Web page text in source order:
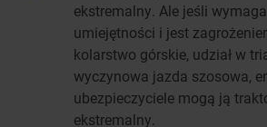
ekstremalny. Ale jeśli
umiejętności i jest
kolarstwo górskie, udział w
wyczynowa jazda szosowa,
ubezpieczyciele mogą ją
ekstremalny.